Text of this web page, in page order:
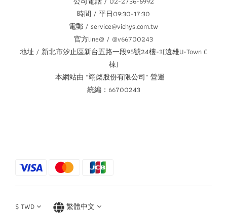
時間 / 平日09:30-17:30
電郵 / service@vichys.com.tw
官方line@ / @v66700243
地址 / 新北市汐止區新台五路一段95號24樓-3(遠雄U-Town C
棟)
本網站由 “翊棨股份有限公司” 營運
統編：66700243
$TWD 繁體中文